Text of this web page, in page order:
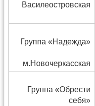
Василеостровская
Группа «Надежда»
м.Новочеркасская
Группа «Обрести
себя»